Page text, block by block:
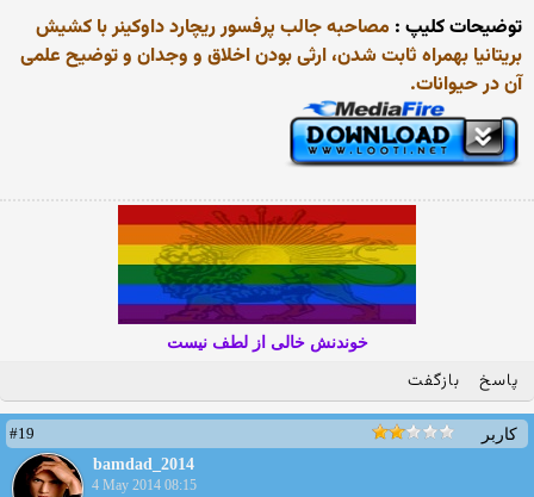
توضیحات کلیپ : مصاحبه جالب پرفسور ریچارد داوکینر با کشیش
بریتانیا بهمراه ثابت شدن، ارثی بودن اخلاق و وجدان و توضیح علمی
آن در حیوانات.
خوندنش خالی از لطف نیست
پاسخ بازگفت
کاربر
#19
bamdad_2014
4 May 2014 08:15